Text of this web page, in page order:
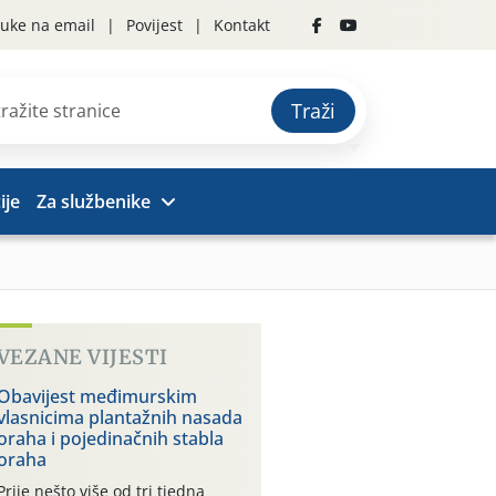
na email Povijest Kontakt
Traži
Za službenike
VIJESTI
međimurskim
plantažnih nasada
i pojedinačnih stabla
nešto više od tri tjedna